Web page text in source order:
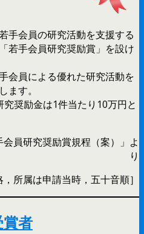
手会員の研究活動を支援する
若手会員研究奨励賞」を設け
会員による優れた研究活動を
ます。
奨励金は1件当たり10万円と
員研究奨励賞規程（案）」よ
り
，所属は申請当時，五十音順］
者